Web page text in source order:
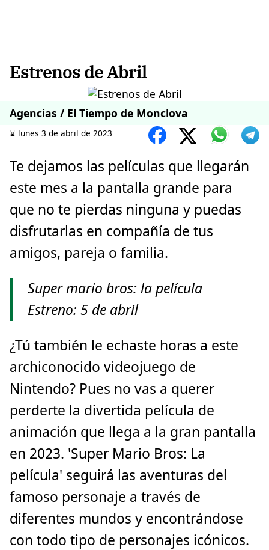
Estrenos de Abril
Agencias / El Tiempo de Monclova
⌛️ lunes 3 de abril de 2023
Te dejamos las películas que llegarán
este mes a la pantalla grande para
que no te pierdas ninguna y puedas
disfrutarlas en compañía de tus
amigos, pareja o familia.
Super mario bros: la película
Estreno: 5 de abril
¿Tú también le echaste horas a este
archiconocido videojuego de
Nintendo? Pues no vas a querer
perderte la divertida película de
animación que llega a la gran pantalla
en 2023. 'Super Mario Bros: La
película' seguirá las aventuras del
famoso personaje a través de
diferentes mundos y encontrándose
con todo tipo de personajes icónicos.